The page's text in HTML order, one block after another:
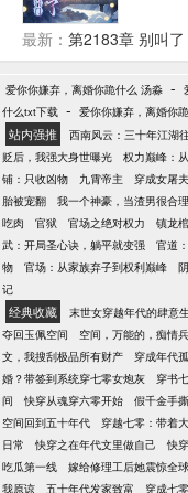
思，可
数年后
路所向
家宗门
君的想
最新： 第2183章 别叫了
爱你你嫌弃，离婚你跪什么 汤淼 -
什么txt下载 - 爱你你嫌弃，离婚你
站内强推 西南风云：三十年江湖
贬后，我强大身世曝光
权力巅峰：
铺：只收凶物
九霄帝主 穿成女屠
胎被宠翻
我一个神豪，当渣男很合
吃肉
官狱 官场之绝对权力 镇龙
武：开局圣心诀，躺平就变强
官道
物
官场：从家族弃子到权利巅峰
记
经典收藏 末世女穿越年代的肆意
夺回玉佩空间
空间，万能的，痴情
文，我搜刮极品所有财产
穿成年代
婚？带签到系统穿七零女炮灰
穿书
间
快穿从魂穿六零开始 假千金手
空间回到五十年代
穿越七零：带着
日常
快穿之在年代文里做自己 快
吃瓜第一线
嫁给修理工后她震惊全球
我原谅
五十年代发家致富 穿成七